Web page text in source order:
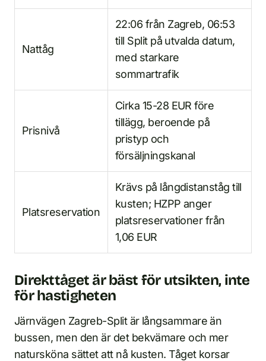
Nattåg
22:06 från Zagreb, 06:53
till Split på utvalda datum,
med starkare
sommartrafik
Prisnivå
Cirka 15-28 EUR före
tillägg, beroende på
pristyp och
försäljningskanal
Platsreservation
Krävs på långdistanståg till
kusten; HZPP anger
platsreservationer från
1,06 EUR
Direkttåget är bäst för utsikten, inte
för hastigheten
Järnvägen Zagreb-Split är långsammare än
bussen, men den är det bekvämare och mer
natursköna sättet att nå kusten. Tåget korsar